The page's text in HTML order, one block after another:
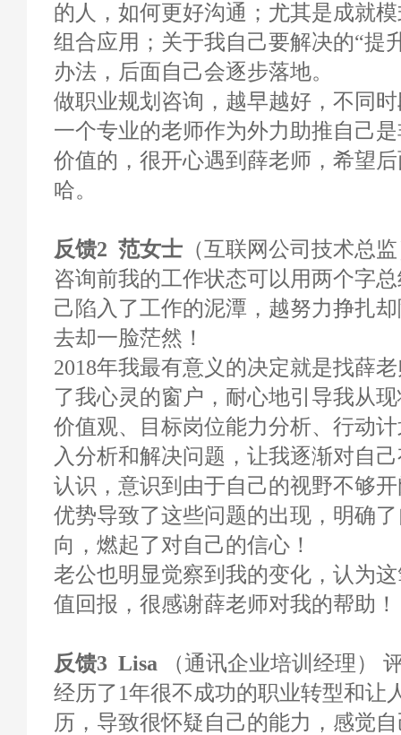
的人，如何更好沟通；尤其是成就
组合应用；关于我自己要解决的“提
办法，后面自己会逐步落地。
做职业规划咨询，越早越好，不同
一个专业的老师作为外力助推自己
价值的，很开心遇到薛老师，希望
哈。
反馈2 范女士 （互联网公司技术总
咨询前我的工作状态可以用两个字
己陷入了工作的泥潭，越努力挣扎
去却一脸茫然！
2018年我最有意义的决定就是找薛
了我心灵的窗户，耐心地引导我从
价值观、目标岗位能力分析、行动
入分析和解决问题，让我逐渐对自
认识，意识到由于自己的视野不够
优势导致了这些问题的出现，明确
向，燃起了对自己的信心！
老公也明显觉察到我的变化，认为
值回报，很感谢薛老师对我的帮助！
反馈3 Lisa
（通讯企业培训经理）
经历了1年很不成功的职业转型和让
历，导致很怀疑自己的能力，感觉